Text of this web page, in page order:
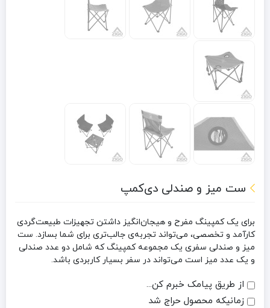
ست میز و صندلی دی‌کمپ
برای یک کمپینگ مفرح و هیجان‌انگیز داشتن تجهیزات طبیعت‌گردی
کارآمد و تخصصی، می‌تواند تجربه‌ی جالب‌تری برای شما بسازد. ست
میز و صندلی سفری یک مجموعه کمپینگ که شامل دو عدد صندلی
و یک عدد میز است می‌تواند در سفر بسیار کاربردی باشد.
از طریق پیامک خبرم کن...
زمانیکه محصول حراج شد